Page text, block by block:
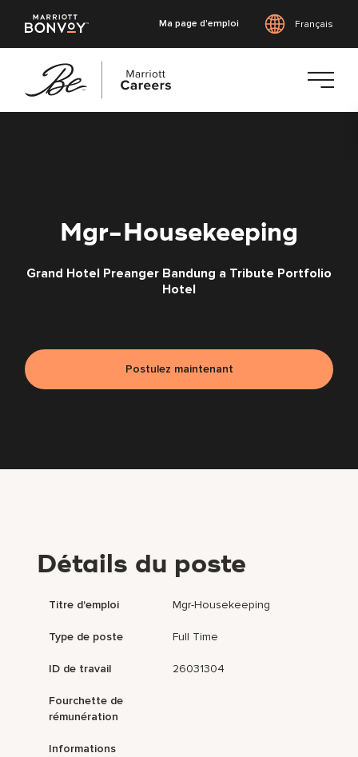
Ma page d'emploi Français
Mgr-Housekeeping
Grand Hotel Preanger Bandung a Tribute Portfolio
Hotel
Postulez maintenant
Détails du poste
Titre d'emploi Mgr-Housekeeping
Type de poste Full Time
ID de travail 26031304
Fourchette de
rémunération
Informations